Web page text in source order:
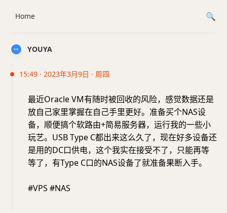
YOUYA
15:49 · 2023年3月9日 · 周四
最近Oracle VM有随时被回收的风险，感觉数据还是
放自己家里掌握在自己手里更好。准备买个NAS设
备，顺便搞个软路由+简易服务器，运行我的一些小
玩艺。USB Type C都出来这么久了，现在好多设备还
是用的DC口供电，这个我实在接受不了，只能再等
等了，有Type C口的NAS设备了就准备果断入手。
#VPS #NAS
Home